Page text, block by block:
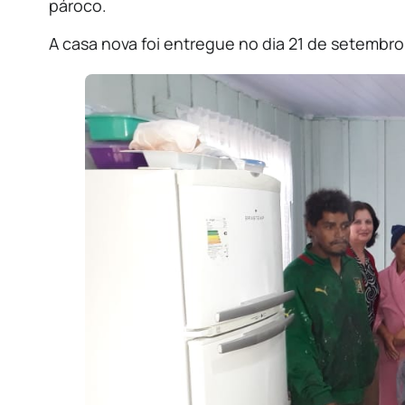
pároco.
A casa nova foi entregue no dia 21 de